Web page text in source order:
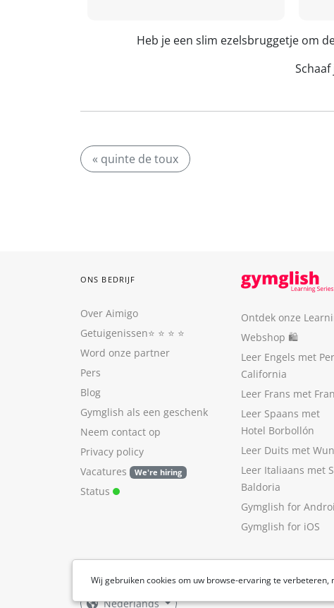
Heb je een slim ezelsbruggetje om
« quinte de toux
Wij gebruiken cookies om uw browse-ervaring te
ONS BEDRIJF
Over Aimigo
Getuigenissen⭐️ ⭐️ ⭐️ ⭐️
Word onze partner
Pers
Blog
Gymglish als een geschenk
Neem contact op
Privacy policy
Vacatures
We're hiring
Status
Ontdek onze
Webshop 🛍
Leer Engels met
California
Leer Frans met
Leer Spaans met
Hotel Borbollón
Leer Duits met
Leer Italiaans met
Baldoria
Gymglish for
Gymglish for iOS
Nederlands